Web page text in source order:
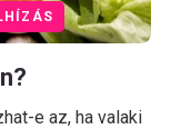
e az, ha valaki